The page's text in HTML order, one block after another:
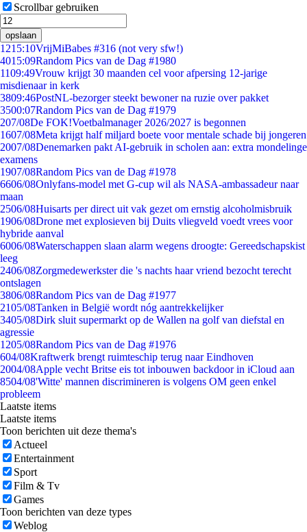
Scrollbar gebruiken
opslaan
1215:10VrijMiBabes #316 (not very sfw!)
4015:09Random Pics van de Dag #1980
1109:49Vrouw krijgt 30 maanden cel voor afpersing 12-jarige
misdienaar in kerk
3809:46PostNL-bezorger steekt bewoner na ruzie over pakket
3500:07Random Pics van de Dag #1979
207/08De FOK!Voetbalmanager 2026/2027 is begonnen
1607/08Meta krijgt half miljard boete voor mentale schade bij jongeren
2007/08Denemarken pakt AI-gebruik in scholen aan: extra mondelinge
examens
1907/08Random Pics van de Dag #1978
6606/08Onlyfans-model met G-cup wil als NASA-ambassadeur naar
maan
2506/08Huisarts per direct uit vak gezet om ernstig alcoholmisbruik
1906/08Drone met explosieven bij Duits vliegveld voedt vrees voor
hybride aanval
6006/08Waterschappen slaan alarm wegens droogte: Gereedschapskist
leeg
2406/08Zorgmedewerkster die 's nachts haar vriend bezocht terecht
ontslagen
3806/08Random Pics van de Dag #1977
2105/08Tanken in België wordt nóg aantrekkelijker
3405/08Dirk sluit supermarkt op de Wallen na golf van diefstal en
agressie
1205/08Random Pics van de Dag #1976
604/08Kraftwerk brengt ruimteschip terug naar Eindhoven
2004/08Apple vecht Britse eis tot inbouwen backdoor in iCloud aan
8504/08'Witte' mannen discrimineren is volgens OM geen enkel
probleem
Laatste items
Laatste items
Toon berichten uit deze thema's
Actueel
Entertainment
Sport
Film & Tv
Games
Toon berichten van deze types
Weblog